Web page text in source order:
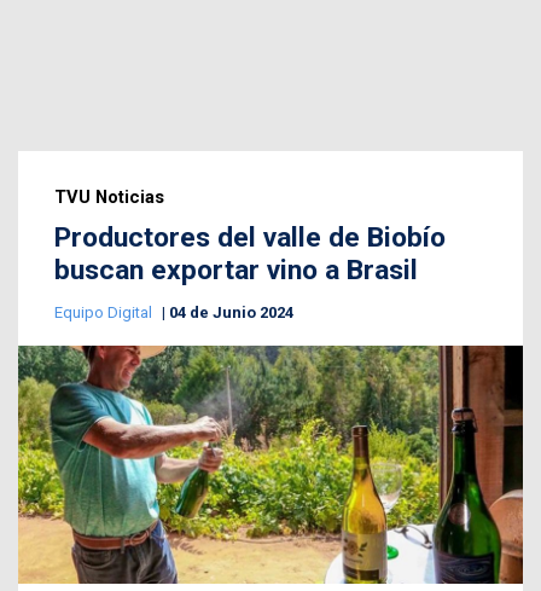
TVU Noticias
Productores del valle de Biobío
buscan exportar vino a Brasil
Equipo Digital 04 de Junio 2024